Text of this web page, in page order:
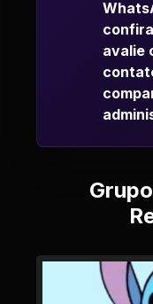
avalie